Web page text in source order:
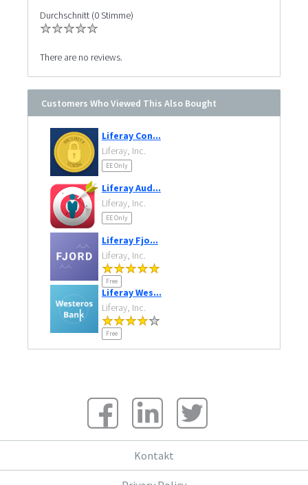
Durchschnitt (0 Stimme)
There are no reviews.
Customers Who Viewed This Also Bought
Liferay Con...
Liferay, Inc.
EE Only
Liferay Aud...
Liferay, Inc.
EE Only
Liferay Fjo...
Liferay, Inc.
Free
Liferay Wes...
Liferay, Inc.
Free
Kontakt